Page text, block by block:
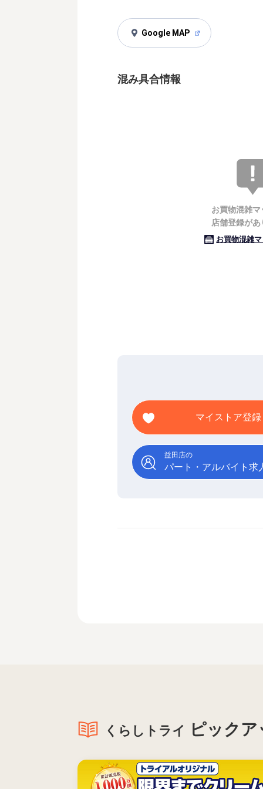
Google MAP
混み具合情報
マイストア登録
益田店の
パート・アルバイト求
くらしトライ ピックア